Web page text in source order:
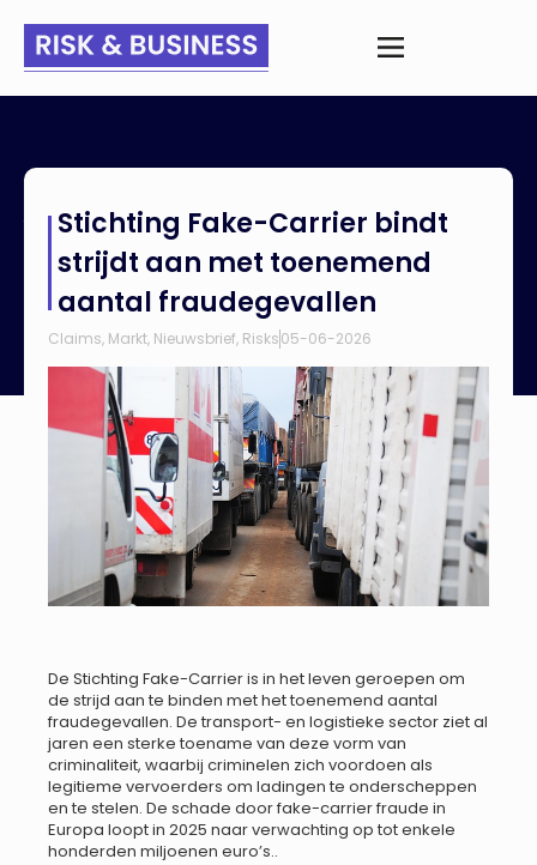
toenemend aantal fraudegevallen
Stichting Fake-Carrier bindt
strijdt aan met toenemend
aantal fraudegevallen
Claims, Markt, Nieuwsbrief, Risks05-06-2026
De Stichting Fake-Carrier is in het leven geroepen om
de strijd aan te binden met het toenemend aantal
fraudegevallen. De transport- en logistieke sector ziet al
jaren een sterke toename van deze vorm van
criminaliteit, waarbij criminelen zich voordoen als
legitieme vervoerders om ladingen te onderscheppen
en te stelen. De schade door fake-carrier fraude in
Europa loopt in 2025 naar verwachting op tot enkele
honderden miljoenen euro’s..